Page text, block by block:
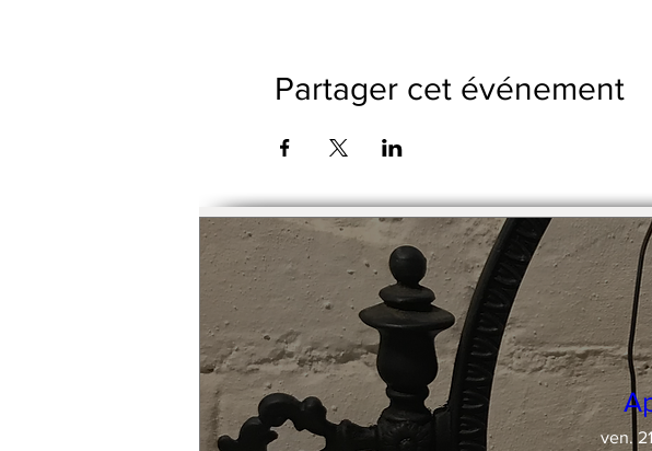
Pas de cotisation ou de frais supplémentaires
Partager cet événement
ven.